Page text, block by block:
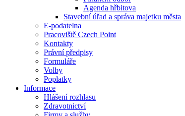
Agenda hřbitova
Stavební úřad a správa majetku města
E-podatelna
Pracoviště Czech Point
Kontakty
Právní předpisy
Formuláře
Volby
Poplatky
Informace
Hlášení rozhlasu
Zdravotnictví